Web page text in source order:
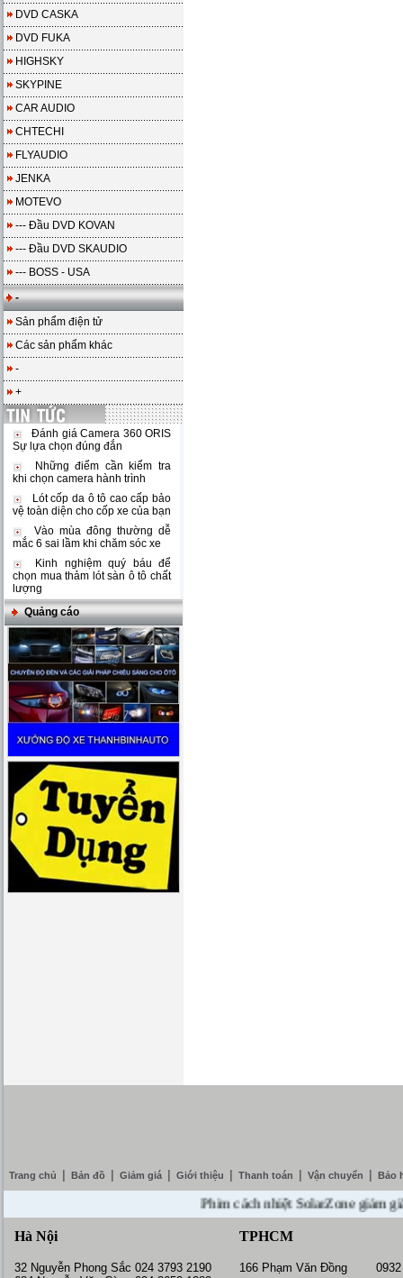
DVD CASKA
DVD FUKA
HIGHSKY
SKYPINE
CAR AUDIO
CHTECHI
FLYAUDIO
JENKA
MOTEVO
--- Đầu DVD KOVAN
--- Đầu DVD SKAUDIO
--- BOSS - USA
-
Sản phẩm điện tử
Các sản phẩm khác
-
+
Đánh giá Camera 360 ORIS
Sự lựa chọn đúng đắn
Những điểm cần kiểm tra
khi chọn camera hành trình
Lót cốp da ô tô cao cấp bảo
vệ toàn diện cho cốp xe của bạn
Vào mùa đông thường dễ
mắc 6 sai lầm khi chăm sóc xe
Kinh nghiệm quý báu để
chọn mua thảm lót sàn ô tô chất
lượng
Quảng cáo
Trang chủ Bản đồ Giảm giá Giới thiệu Thanh toán Vận chuyển Bảo
Phim cách nhiệt SolarZone giảm giá
Hà Nội
32 Nguyễn Phong Sắc 024 3793 2190
TPHCM
166 Phạm Văn Đồng 0932